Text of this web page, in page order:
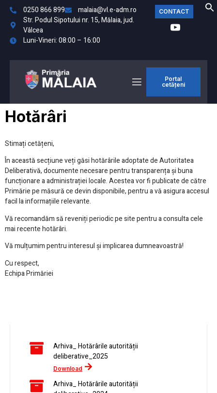
0250 866 899
malaia@vl.e-adm.ro
Str. Podul Sipotului nr. 15, Mălaia, jud.
Vâlcea
Luni-Vineri: 08:00 – 16:00
CONTACT
Portal
cetățeni
Hotărâri
Stimați cetățeni,
În această secțiune veți găsi hotărârile adoptate de Autoritatea
Deliberativă, documente necesare pentru transparența și buna
funcționare a administrației locale. Acestea vor fi publicate de către
Primărie pe măsură ce devin disponibile, pentru a vă asigura accesul
facil la informațiile relevante.
Vă recomandăm să reveniți periodic pe site pentru a consulta cele
mai recente hotărâri.
Vă mulțumim pentru interesul și implicarea dumneavoastră!
Cu respect,
Echipa Primăriei
Arhiva_ Hotărârile autorității
deliberative_2025
Download
Arhiva_ Hotărârile autorității